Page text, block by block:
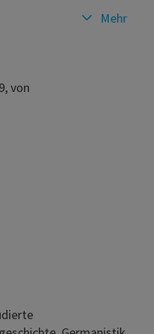
von
Mehr